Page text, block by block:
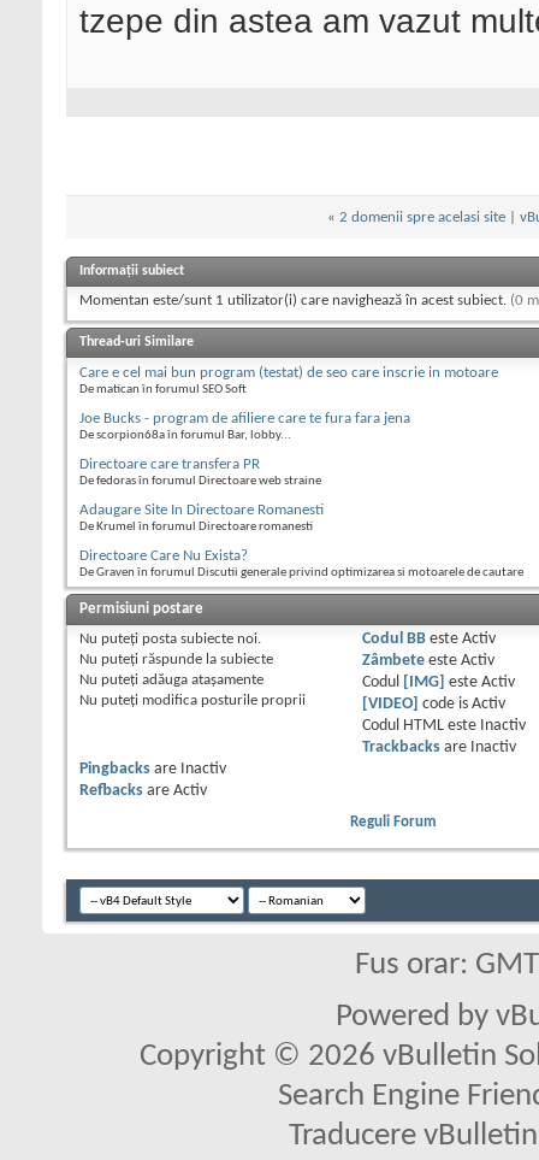
tzepe din astea am vazut
« 2 domenii spre acelasi site
Informații subiect
Momentan este/sunt 1 utilizator(i) care navighează în acest subiect. (0
Thread-uri Similare
Care e cel mai bun program (testat) de seo care inscrie in motoare
De matican în forumul SEO Soft
Joe Bucks - program de afiliere care te fura fara jena
De scorpion68a în forumul Bar, lobby...
Directoare care transfera PR
De fedoras în forumul Directoare web straine
Adaugare Site In Directoare Romanesti
De Krumel în forumul Directoare romanesti
Directoare Care Nu Exista?
De Graven în forumul Discutii generale privind optimizarea si motoarele de cautare
Permisiuni postare
Nu puteţi posta subiecte noi.
Nu puteţi răspunde la subiecte
Nu puteţi adăuga ataşamente
Nu puteţi modifica posturile proprii
Codul BBeste Activ
Zâmbeteeste Activ
Codul
[IMG] este Activ
[VIDEO] code is Activ
Codul HTML este
Inactiv
Trackbacksare
Inactiv
Pingbacks are
Inactiv
Refbacks are Activ
Reguli Forum
Fus orar:
Powered by
Copyright © 2026 vBulletin
Search Engine
Traducere